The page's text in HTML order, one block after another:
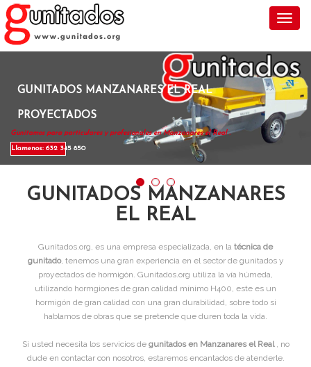
GUNITADOS MANZANARES EL REAL
PROYECTADOS
Gunitamos para particulares y profesionales en Manzanares el Real .
Llamenos: 632 345 850
GUNITADOS MANZANARES
EL REAL
Gunitados.org, es una empresa especializada, en la técnica de
gunitado, tenemos una gran experiencia en el sector de gunitados y
proyectados de hormigón. Gunitados.org utiliza la vía húmeda,
utilizando hormgiones de gran calidad mínimo H400, este es un
hormigón de gran calidad con una gran durabilidad, sobre todo si
hablamos de obras que se pretende que duren toda la vida.
Si usted necesita los servicios de gunitados en Manzanares el Real , no
dude en contactar con nosotros, estaremos encantados de atenderle.